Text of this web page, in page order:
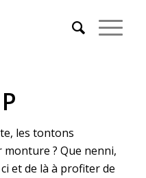
les tontons
? Que nenni,
et de là à profiter de